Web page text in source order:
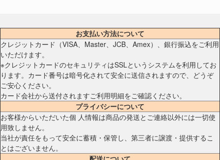
お支払い方法について
クレジットカード（VISA、Master、JCB、Amex）、銀行振込をご利用
いただけます。
※クレジットカードのセキュリティはSSLというシステムを利用してお
ります。カード番号は暗号化されて安全に送信されますので、どうぞ
ご安心ください。
カード会社から送付されますご利用明細をご確認ください。
プライバシーについて
お客様からいただいた個 人情報は商品の発送とご連絡以外には一切使
用致しません。
当社が責任をもって安全に蓄積・保管し、第三者に譲渡・提供するこ
とはございません。